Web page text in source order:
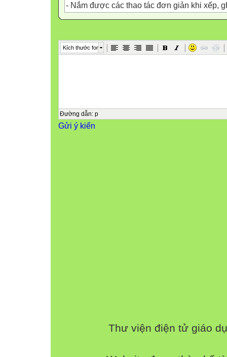
- Nắm được các thao tác đơn giản khi xếp,
một hình tổng hợp theo yêu cầu.
các hình
-Gây hứng thú học tập khi HS tự xếp, ghép
III. CÁC HOẠT ĐỘNG CƠ BẢN
Tiết 1
- Từng HS thực hiện ghép trước lớp.
Kích thước font
Đường dẫn: p
Gửi ý kiến
Thư viện điện tử giáo